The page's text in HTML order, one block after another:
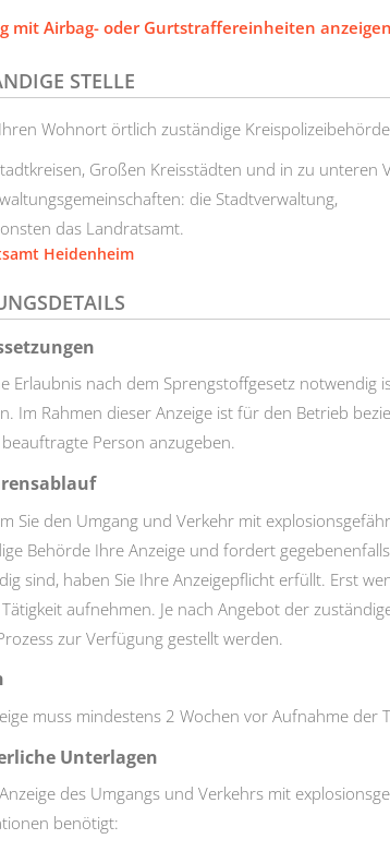
mit Airbag- oder Gurtstraffereinheiten
STELLE
Wohnort örtlich zuständige Kreispolizeibehörde
Großen Kreisstädten und in zu unteren
die Stadtverwaltung,
das Landratsamt.
Heidenheim
Erlaubnis nach dem Sprengstoffgesetz notwendig
Im Rahmen dieser Anzeige ist für den Betrieb
Person anzugeben.
Sie den Umgang und Verkehr mit
Behörde Ihre Anzeige und fordert
sind, haben Sie Ihre Anzeigepflicht erfüllt. Erst
aufnehmen. Je nach Angebot der
zur Verfügung gestellt werden.
muss mindestens 2 Wochen vor Aufnahme der
Unterlagen
des Umgangs und Verkehrs mit
benötigt: